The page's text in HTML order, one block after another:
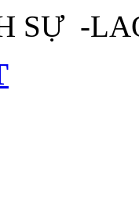
SỰ -